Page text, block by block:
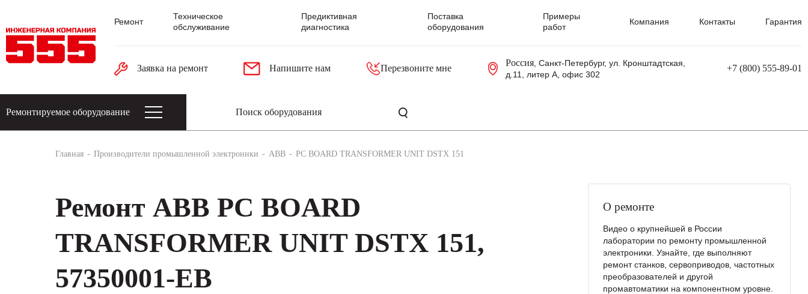
Ремонт
Техническое
обслуживание
Предиктивная
диагностика
Поставка
оборудования
Примеры
работ
Компания Контакты Гарантия
Заявка на ремонт Напишите нам Перезвоните мне
Россия, Санкт-Петербург, ул. Кронштадтская,
д.11, литер А, офис 302
+7 (800) 555-89-01
Ремонтируемое оборудование
Главная Производители промышленной электроники ABB PC BOARD TRANSFORMER UNIT DSTX 151
Ремонт ABB PC BOARD
TRANSFORMER UNIT DSTX 151,
57350001-EB
О ремонте
Видео о крупнейшей в России
лаборатории по ремонту промышленной
электроники. Узнайте, где выполняют
ремонт станков, сервоприводов, частотных
преобразователей и другой
промавтоматики на компонентном уровне.